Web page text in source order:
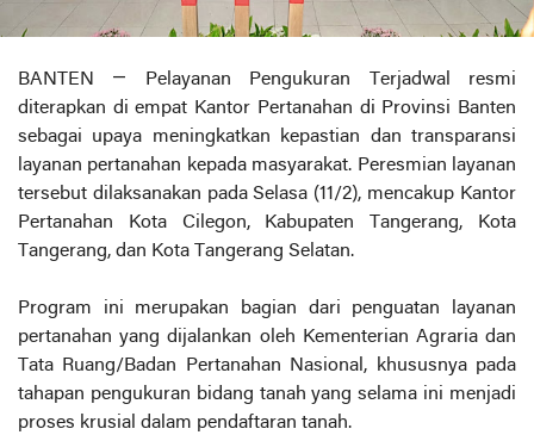
BANTEN — Pelayanan Pengukuran Terjadwal resmi
diterapkan di empat Kantor Pertanahan di Provinsi Banten
sebagai upaya meningkatkan kepastian dan transparansi
layanan pertanahan kepada masyarakat. Peresmian layanan
tersebut dilaksanakan pada Selasa (11/2), mencakup Kantor
Pertanahan Kota Cilegon, Kabupaten Tangerang, Kota
Tangerang, dan Kota Tangerang Selatan.
Program ini merupakan bagian dari penguatan layanan
pertanahan yang dijalankan oleh Kementerian Agraria dan
Tata Ruang/Badan Pertanahan Nasional, khususnya pada
tahapan pengukuran bidang tanah yang selama ini menjadi
proses krusial dalam pendaftaran tanah.